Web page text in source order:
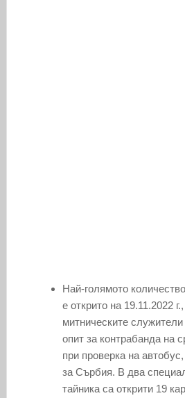
Най-голямото
е открито на 19.11.2022 г.,
митническите
опит за контрабанда на
при проверка на
за Сърбия. В два
тайника са открити 19